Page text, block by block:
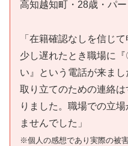
高知越知町・28歳・パ
「在籍確認なしを信じ
少し遅れたとき職場に
い』という電話が来ま
取り立てのための連絡
りました。職場での立
ませんでした」
※個人の感想であり実際の被